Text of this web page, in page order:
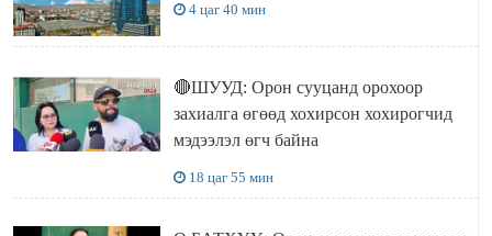
4 цаг 40 мин
🔴ШУУД: Орон сууцанд орохоор
захиалга өгөөд хохирсон хохирогчид
мэдээлэл өгч байна
18 цаг 55 мин